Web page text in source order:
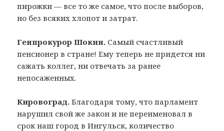
пирожки — все то же самое, что после выборов,
но без всяких хлопот и затрат.
Генпрокурор Шокин. Самый счастливый
пенсионер в стране! Ему теперь не придется ни
сажать коллег, ни отвечать за ранее
непосаженных.
Кировоград. Благодаря тому, что парламент
нарушил свой же закон и не переименовал в
срок наш город в Ингульск, количество